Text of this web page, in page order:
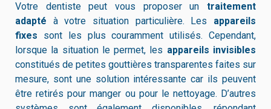
Votre dentiste peut vous proposer un traitement
adapté à votre situation particulière. Les appareils
fixes sont les plus couramment utilisés. Cependant,
lorsque la situation le permet, les appareils invisibles
constitués de petites gouttières transparentes faites sur
mesure, sont une solution intéressante car ils peuvent
être retirés pour manger ou pour le nettoyage. D’autres